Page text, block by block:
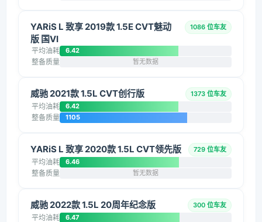
YARiS L 致享 2019款 1.5E CVT魅动
版 国VI
1086 位车友
平均油耗 6.42
整备质量 暂无数据
威驰 2021款 1.5L CVT创行版 1373 位车友
平均油耗 6.42
整备质量 1105
YARiS L 致享 2020款 1.5L CVT领先版 729 位车友
平均油耗 6.46
整备质量 暂无数据
威驰 2022款 1.5L 20周年纪念版 300 位车友
平均油耗 6.47